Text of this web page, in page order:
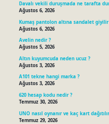
Davalı vekili duruşmada ne tarafta
Ağustos 6, 2026
Kumaş pantolon altına sandalet
Ağustos 6, 2026
Avelin nedir ?
Ağustos 5, 2026
Altın kuyumcuda neden ucuz ?
Ağustos 3, 2026
A101 tekne hangi marka ?
Ağustos 3, 2026
620 hesap kodu nedir ?
Temmuz 30, 2026
UNO nasıl oynanır ve kaç kart
Temmuz 29, 2026